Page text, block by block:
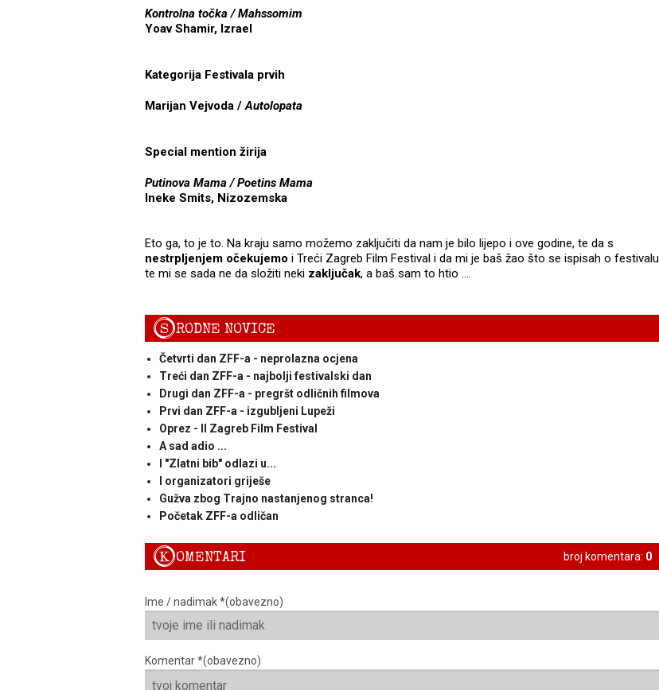
Kontrolna točka / Mahssomim
Yoav Shamir, Izrael
Kategorija Festivala prvih
Marijan Vejvoda /Autolopata
Special mention žirija
Putinova Mama / Poetins Mama
Ineke Smits, Nizozemska
Eto ga, to je to. Na kraju samo možemo zaključiti da nam je bilo lijepo i ove godine, te da s
nestrpljenjem očekujemo i Treći Zagreb Film Festival i da mi je baš žao što se ispisah o festivalu
te mi se sada ne da složiti neki zaključak, a baš sam to htio ….
SRODNE NOVICE
Četvrti dan ZFF-a - neprolazna ocjena
Treći dan ZFF-a - najbolji festivalski dan
Drugi dan ZFF-a - pregršt odličnih filmova
Prvi dan ZFF-a - izgubljeni Lupeži
Oprez - II Zagreb Film Festival
A sad adio ...
I "Zlatni bib" odlazi u...
I organizatori griješe
Gužva zbog Trajno nastanjenog stranca!
Početak ZFF-a odličan
broj komentara: 0
KOMENTARI
Ime / nadimak *(obavezno)
Komentar *(obavezno)